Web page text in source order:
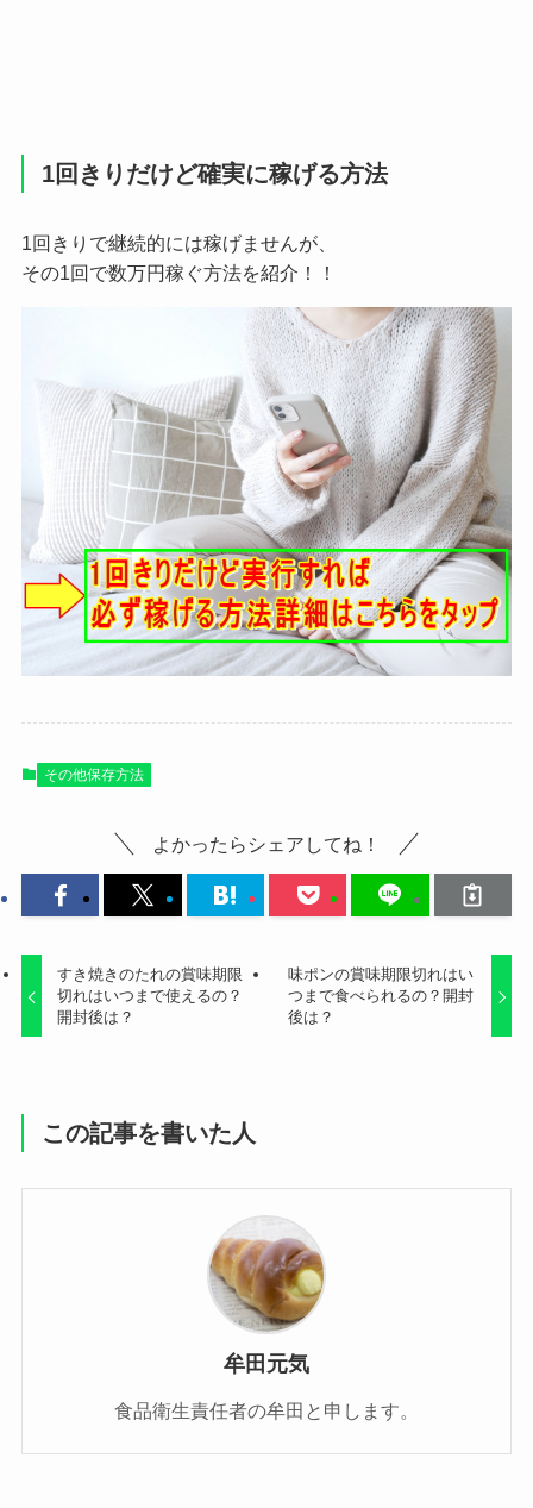
1回きりだけど確実に稼げる方法
1回きりで継続的には稼げませんが、
その1回で数万円稼ぐ方法を紹介！！
その他保存方法
よかったらシェアしてね！
すき焼きのたれの賞味期限
切れはいつまで使えるの？
開封後は？
味ポンの賞味期限切れはい
つまで食べられるの？開封
後は？
この記事を書いた人
牟田元気
食品衛生責任者の牟田と申します。